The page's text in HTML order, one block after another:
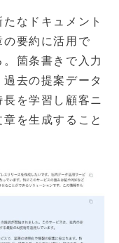
なドキュメント
要約に活用で
箇条書きで入力
去の提案データ
を学習し顧客ニ
を生成すること